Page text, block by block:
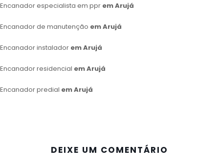
Encanador especialista em ppr em Arujá
Encanador de manutenção em Arujá
Encanador instalador em Arujá
Encanador residencial em Arujá
Encanador predial em Arujá
DEIXE UM COMENTÁRIO